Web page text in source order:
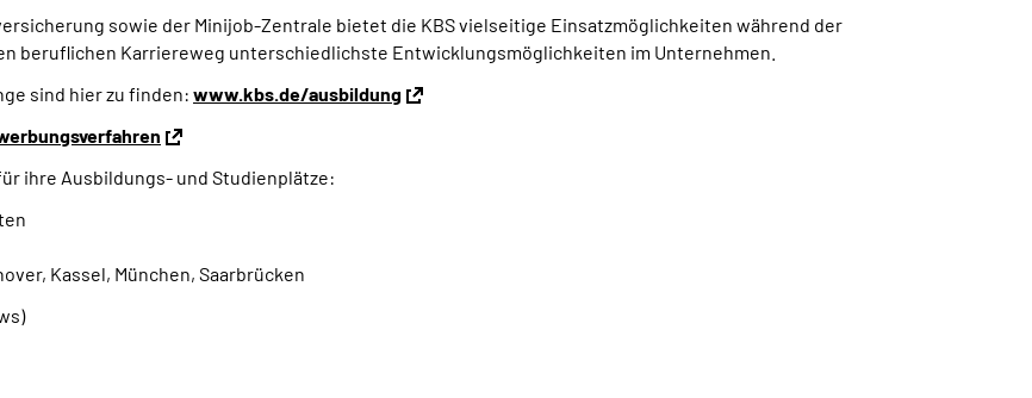
sowie der Minijob-Zentrale bietet die KBS vielseitige Einsatzmöglichkeiten während der
beruflichen Karriereweg unterschiedlichste Entwicklungsmöglichkeiten im Unternehmen.
sind hier zu finden: www.kbs.de/ausbildung
ihre Ausbildungs- und Studienplätze:
Kassel, München, Saarbrücken